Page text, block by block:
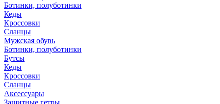
Ботинки, полуботинки
Кеды
Кроссовки
Сланцы
Мужская обувь
Ботинки, полуботинки
Бутсы
Кеды
Кроссовки
Сланцы
Аксессуары
Защитные гетры